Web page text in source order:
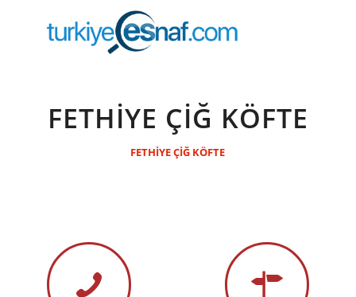
FETHİYE ÇİĞ KÖFTE
FETHİYE ÇİĞ KÖFTE